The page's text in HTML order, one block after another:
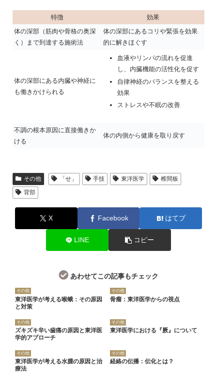
特徴
効果
体の深部（筋肉や骨格の奥深
く）まで到達する施術法
体の深部にあるコリや緊張を効果
的に解きほぐす
体の深部にある内臓や神経に
も働きかけられる
血液やリンパの流れを促進
し、内臓機能の活性化を促す
自律神経のバランスを整える
効果
ストレスや不眠の改善
不調の根本原因に直接働きか
ける
体の内側から健康を取り戻す
その他 「せ」 手技 東洋医学
椎間板
背部
X Facebook はてブ
LINE コピー
あわせてこの記事もチェック
その他
東洋医学が考える喉蛾：その原因
と対策
その他
骨瘤：東洋医学からの視点
その他
ズキズキ辛い歯痛の原因と東洋医
学的アプローチ
その他
東洋医学における『厥』について
その他
東洋医学が考える水腫の原因と治
療法
その他
経絡の伝播：伝化とは？